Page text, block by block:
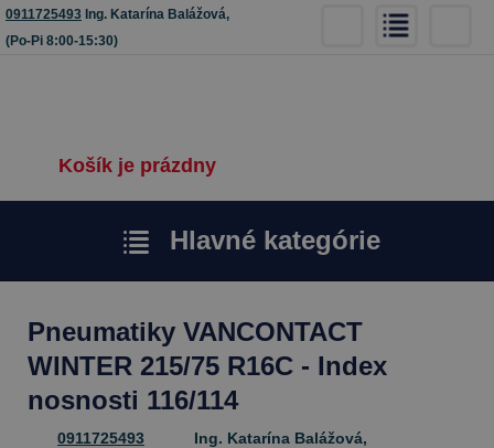
0911725493 Ing. Katarína Balážová,
(Po-Pi 8:00-15:30)
Košík je prázdny
Hlavné kategórie
Pneumatiky VANCONTACT
WINTER 215/75 R16C - Index
nosnosti 116/114
0911725493
Ing. Katarína Balážová,